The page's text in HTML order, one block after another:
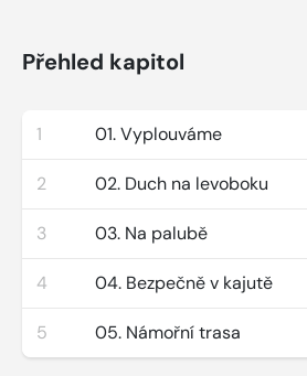
Přehled kapitol
1 01. Vyplouváme
2 02. Duch na levoboku
3 03. Na palubě
4 04. Bezpečně v kajutě
5 05. Námořní trasa